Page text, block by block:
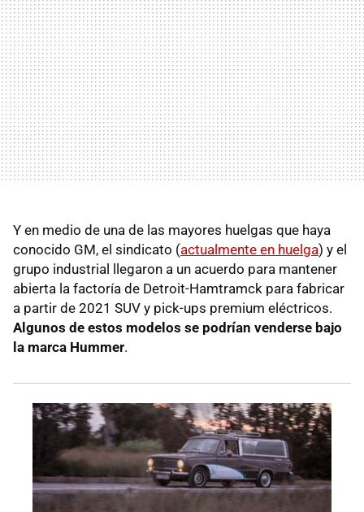
Y en medio de una de las mayores huelgas que haya
conocido GM, el sindicato (actualmente en huelga) y el
grupo industrial llegaron a un acuerdo para mantener
abierta la factoría de Detroit-Hamtramck para fabricar
a partir de 2021 SUV y pick-ups premium eléctricos.
Algunos de estos modelos se podrían venderse bajo
la marca Hummer.